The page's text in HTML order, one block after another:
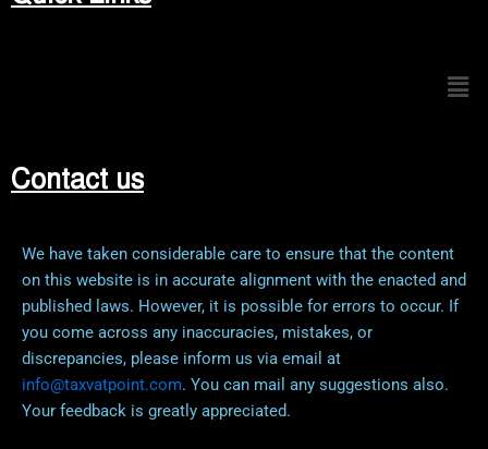
Contact us
We have taken considerable care to ensure that the content
on this website is in accurate alignment with the enacted and
published laws. However, it is possible for errors to occur. If
you come across any inaccuracies, mistakes, or
discrepancies, please inform us via email at
info@taxvatpoint.com. You can mail any suggestions also.
Your feedback is greatly appreciated.